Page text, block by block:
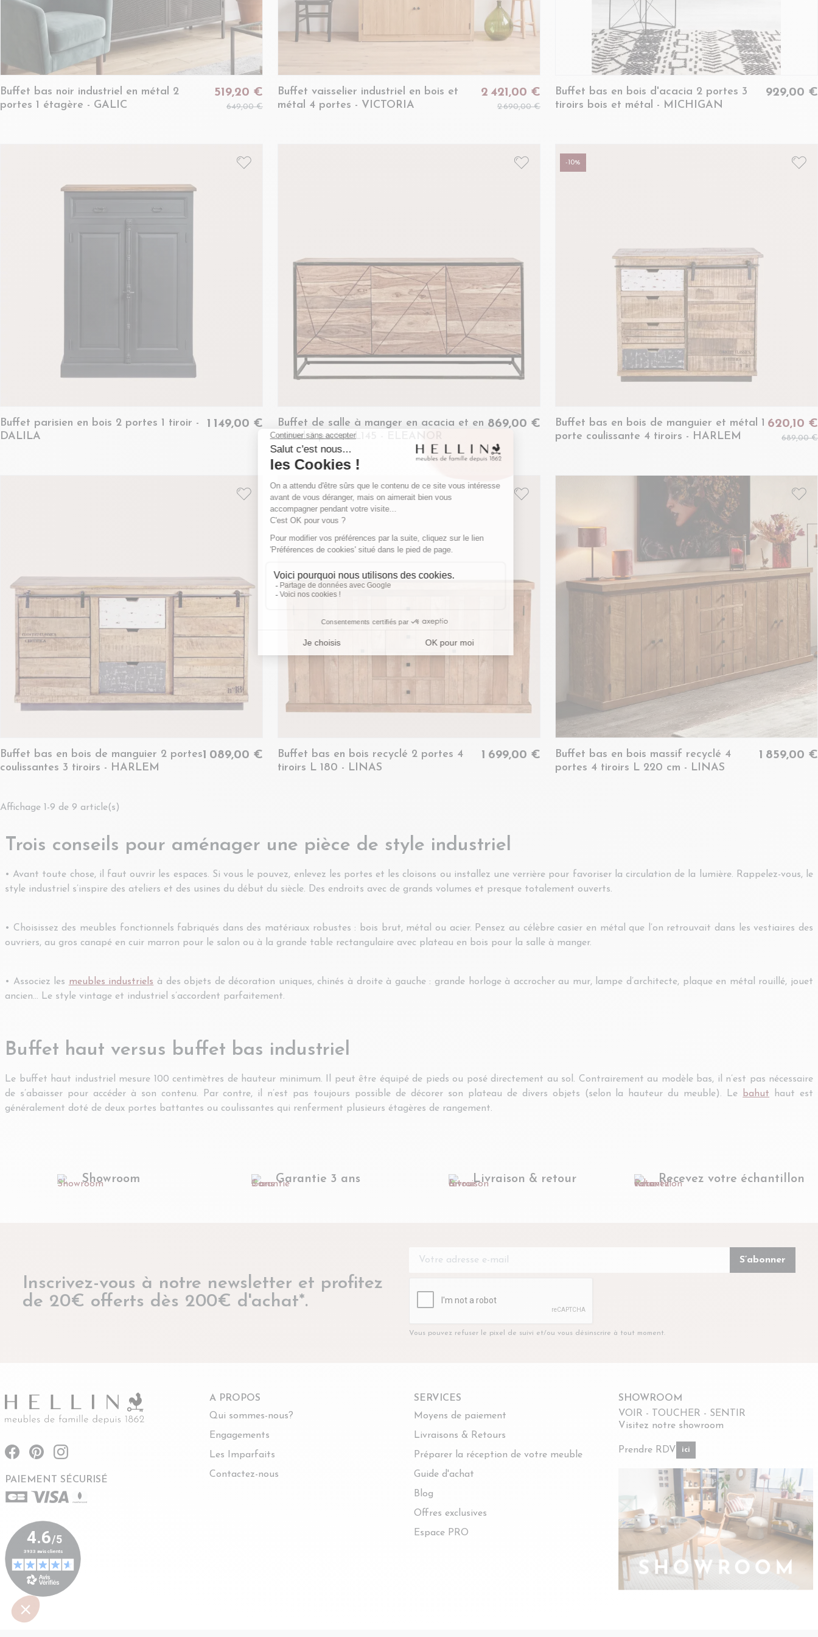
Buffet bas noir industriel en métal 2
portes 1 étagère - GALIC
519,20 €
649,00 €
Buffet vaisselier industriel en bois et
métal 4 portes - VICTORIA
2 421,00 €
2 690,00 €
Buffet bas en bois d'acacia 2 portes 3
tiroirs bois et métal - MICHIGAN
929,00 €
Buffet parisien en bois 2 portes 1 tiroir -
DALILA
1 149,00 €
Buffet de salle à manger en acacia et en
métal 3 portes L145 - ELEANOR
869,00 €
-10%
Buffet bas en bois de manguier et métal 1
porte coulissante 4 tiroirs - HARLEM
620,10 €
689,00 €
Buffet bas en bois de manguier 2 portes
coulissantes 3 tiroirs - HARLEM
1 089,00 €
Buffet bas en bois recyclé 2 portes 4
tiroirs L 180 - LINAS
1 699,00 €
Buffet bas en bois massif recyclé 4
portes 4 tiroirs L 220 cm - LINAS
1 859,00 €
Affichage 1-9 de 9 article(s)
Trois conseils pour aménager une pièce de style industriel
• Avant toute chose, il faut ouvrir les espaces. Si vous le pouvez, enlevez les portes et les cloisons ou installez une verrière pour favoriser la circulation de la lumière. Rappelez-vous, le
style industriel s’inspire des ateliers et des usines du début du siècle. Des endroits avec de grands volumes et presque totalement ouverts.
• Choisissez des meubles fonctionnels fabriqués dans des matériaux robustes : bois brut, métal ou acier. Pensez au célèbre casier en métal que l’on retrouvait dans les vestiaires des
ouvriers, au gros canapé en cuir marron pour le salon ou à la grande table rectangulaire avec plateau en bois pour la salle à manger.
• Associez les meubles industriels à des objets de décoration uniques, chinés à droite à gauche : grande horloge à accrocher au mur, lampe d’architecte, plaque en métal rouillé, jouet
ancien… Le style vintage et industriel s’accordent parfaitement.
Buffet haut versus buffet bas industriel
Le buffet haut industriel mesure 100 centimètres de hauteur minimum. Il peut être équipé de pieds ou posé directement au sol. Contrairement au modèle bas, il n’est pas nécessaire
de s’abaisser pour accéder à son contenu. Par contre, il n’est pas toujours possible de décorer son plateau de divers objets (selon la hauteur du meuble). Le
bahut haut est
généralement doté de deux portes battantes ou coulissantes qui renferment plusieurs étagères de rangement.
Showroom Garantie 3 ans Livraison & retour Recevez votre échantillon
Inscrivez-vous à notre newsletter et profitez
de 20€ offerts dès 200€ d'achat*.
Vous pouvez refuser le pixel de suivi et/ou vous désinscrire à tout moment.
PAIEMENT SÉCURISÉ
A PROPOS
Qui sommes-nous?
Engagements
Les Imparfaits
Contactez-nous
SERVICES
Moyens de paiement
Livraisons & Retours
Préparer la réception de votre meuble
Guide d'achat
Blog
Offres exclusives
Espace PRO
SHOWROOM
VOIR - TOUCHER - SENTIR
Visitez notre showroom
Prendre RDV ici